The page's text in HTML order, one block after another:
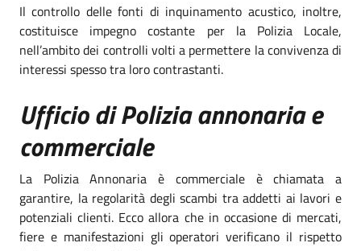
Il controllo delle fonti di inquinamento acustico, inoltre,
costituisce impegno costante per la Polizia Locale,
nell’ambito dei controlli volti a permettere la convivenza di
interessi spesso tra loro contrastanti.
Ufficio di Polizia annonaria e
commerciale
La Polizia Annonaria è commerciale è chiamata a
garantire, la regolarità degli scambi tra addetti ai lavori e
potenziali clienti. Ecco allora che in occasione di mercati,
fiere e manifestazioni gli operatori verificano il rispetto